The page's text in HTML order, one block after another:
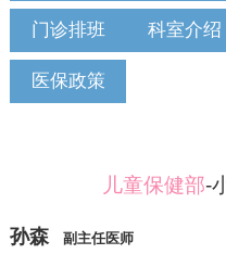
门诊排班 科室介绍
医保政策
儿童保健部-
孙森 副主任医师